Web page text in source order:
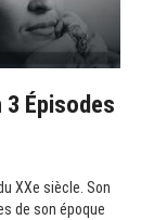
Épisodes
XXe siècle. Son
de son époque